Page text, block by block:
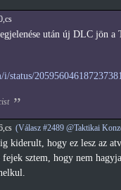
után új DLC jön a
status/
(Válasz #2489 @Taktikai
kiderult, hogy ez lesz az
sztem, hogy nem